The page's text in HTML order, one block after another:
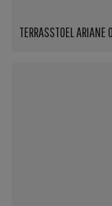
TERRASSTOEL ARIANE